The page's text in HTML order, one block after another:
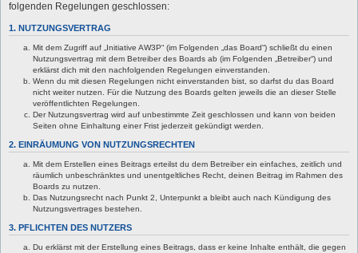
folgenden Regelungen geschlossen:
1. NUTZUNGSVERTRAG
Mit dem Zugriff auf „Initiative AW3P“ (im Folgenden „das Board“) schließt du einen
Nutzungsvertrag mit dem Betreiber des Boards ab (im Folgenden „Betreiber“) und
erklärst dich mit den nachfolgenden Regelungen einverstanden.
Wenn du mit diesen Regelungen nicht einverstanden bist, so darfst du das Board
nicht weiter nutzen. Für die Nutzung des Boards gelten jeweils die an dieser Stelle
veröffentlichten Regelungen.
Der Nutzungsvertrag wird auf unbestimmte Zeit geschlossen und kann von beiden
Seiten ohne Einhaltung einer Frist jederzeit gekündigt werden.
2. EINRÄUMUNG VON NUTZUNGSRECHTEN
Mit dem Erstellen eines Beitrags erteilst du dem Betreiber ein einfaches, zeitlich und
räumlich unbeschränktes und unentgeltliches Recht, deinen Beitrag im Rahmen des
Boards zu nutzen.
Das Nutzungsrecht nach Punkt 2, Unterpunkt a bleibt auch nach Kündigung des
Nutzungsvertrages bestehen.
3. PFLICHTEN DES NUTZERS
Du erklärst mit der Erstellung eines Beitrags, dass er keine Inhalte enthält, die gegen